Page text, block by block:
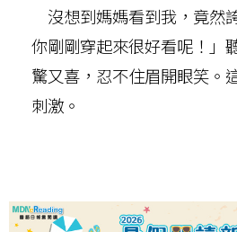
沒想到媽媽看到我，竟然
你剛剛穿起來很好看呢！」
驚又喜，忍不住眉開眼笑。
刺激。